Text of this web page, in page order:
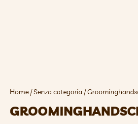
Home /Senza categoria /